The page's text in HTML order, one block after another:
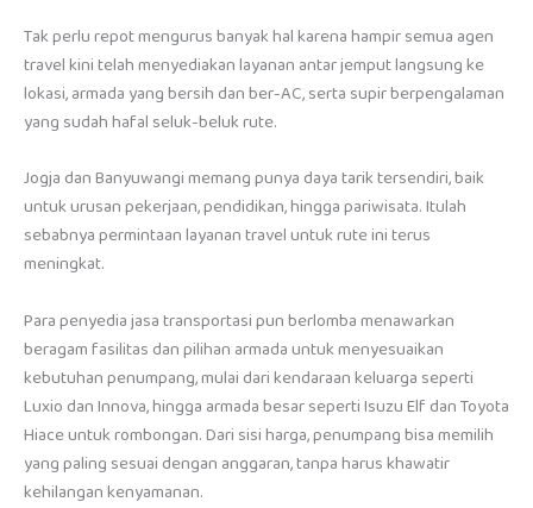
Tak perlu repot mengurus banyak hal karena hampir semua agen
travel kini telah menyediakan layanan antar jemput langsung ke
lokasi, armada yang bersih dan ber-AC, serta supir berpengalaman
yang sudah hafal seluk-beluk rute.
Jogja dan Banyuwangi memang punya daya tarik tersendiri, baik
untuk urusan pekerjaan, pendidikan, hingga pariwisata. Itulah
sebabnya permintaan layanan travel untuk rute ini terus
meningkat.
Para penyedia jasa transportasi pun berlomba menawarkan
beragam fasilitas dan pilihan armada untuk menyesuaikan
kebutuhan penumpang, mulai dari kendaraan keluarga seperti
Luxio dan Innova, hingga armada besar seperti Isuzu Elf dan Toyota
Hiace untuk rombongan. Dari sisi harga, penumpang bisa memilih
yang paling sesuai dengan anggaran, tanpa harus khawatir
kehilangan kenyamanan.